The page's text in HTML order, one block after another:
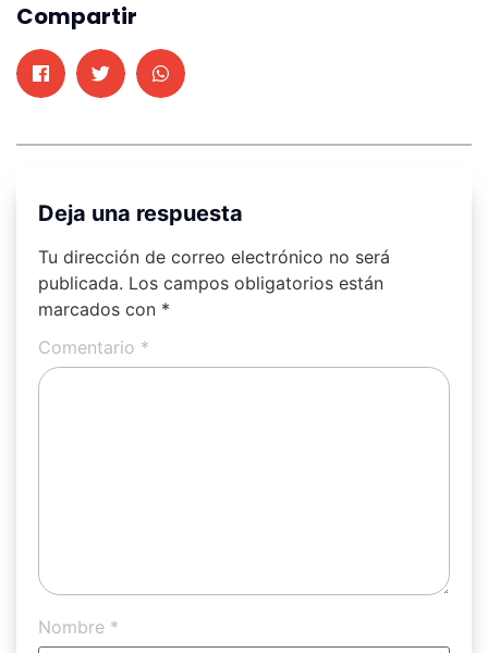
Compartir
Deja una respuesta
Tu dirección de correo electrónico no será
publicada. Los campos obligatorios están
marcados con *
Comentario *
Nombre *